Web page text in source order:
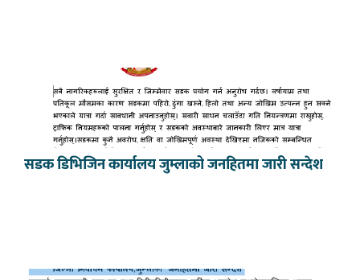
सडक डिभिजिन कार्यालय जुम्लाको जनहितमा जारी सन्देश